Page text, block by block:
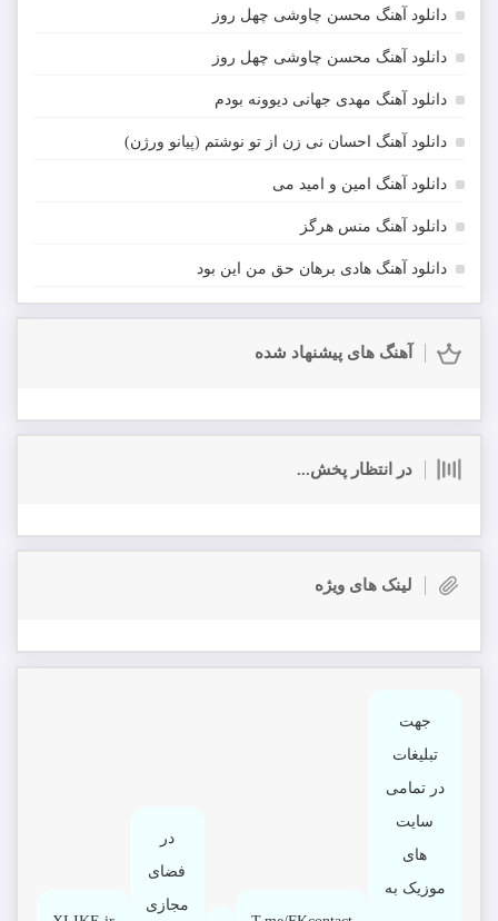
دانلود آهنگ محسن چاوشی چهل روز
دانلود آهنگ محسن چاوشی چهل روز
دانلود آهنگ مهدی جهانی دیوونه بودم
دانلود آهنگ احسان نی زن از تو نوشتم (پیانو ورژن)
دانلود آهنگ امین و امید می
دانلود آهنگ منس هرگز
دانلود آهنگ هادی برهان حق من این بود
آهنگ های پیشنهاد شده
در انتظار پخش...
لینک های ویژه
جهت
تبلیغات
در تمامی
سایت
های
موزیک به
در
فضای
مجازی